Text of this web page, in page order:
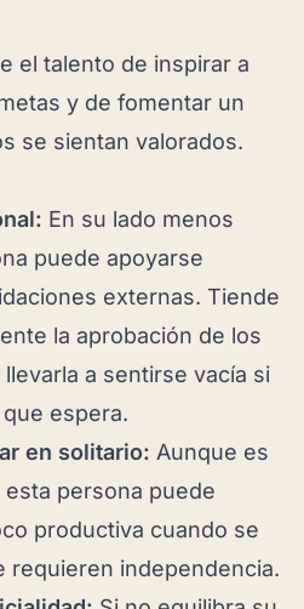
el talento de inspirar a
y de fomentar un
se sientan valorados.
En su lado menos
puede apoyarse
externas. Tiende
la aprobación de los
a sentirse vacía si
espera.
en solitario: Aunque es
persona puede
productiva cuando se
requieren independencia.